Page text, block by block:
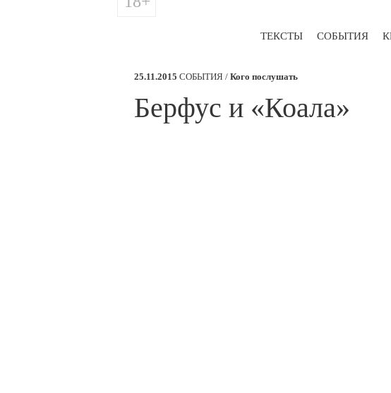
ТЕКСТЫ СОБЫТИЯ
25.11.2015 СОБЫТИЯ / Кого послушать
Берфус и «Коала»